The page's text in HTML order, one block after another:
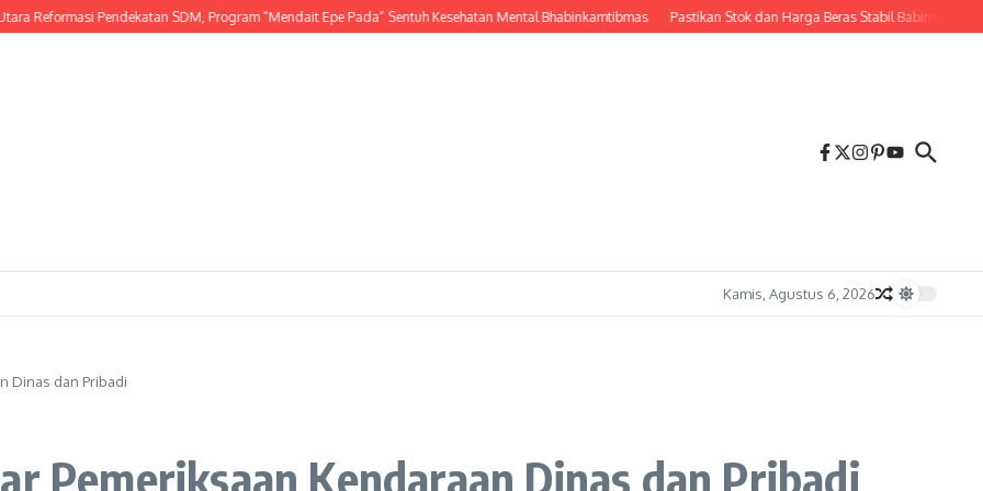
Pendekatan SDM, Program “Mendait Epe Pada” Sentuh Kesehatan Mental Bhabinkamtibmas Pastikan Stok dan Harga Beras Stabil Babinsa Koramil 03
Kamis, Agustus 6, 2026
Dinas dan Pribadi
Pemeriksaan Kendaraan Dinas dan Pribadi